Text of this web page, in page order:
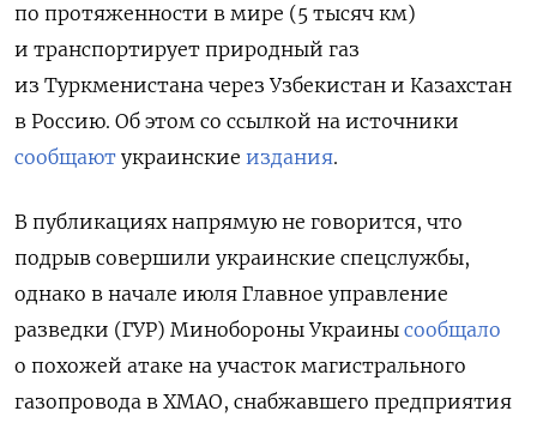
по протяженности в мире (5 тысяч км)
и транспортирует природный газ
из Туркменистана через Узбекистан и Казахстан
в Россию. Об этом со ссылкой на источники
сообщают украинские издания.
В публикациях напрямую не говорится, что
подрыв совершили украинские спецслужбы,
однако в начале июля Главное управление
разведки (ГУР) Минобороны Украины сообщало
о похожей атаке на участок магистрального
газопровода в ХМАО, снабжавшего предприятия